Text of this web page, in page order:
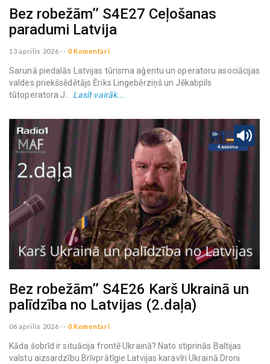
Bez robežām’’ S4E27 Ceļošanas
paradumi Latvija
13 aprilis 2026 -- 0 Komentāri
Sarunā piedalās Latvijas tūrisma aģentu un operatoru asociācijas
valdes priekšsēdētājs Ēriks Lingebērziņš un Jēkabpils
tūtoperatora J... Lasīt vairāk...
Bez robežām’’ S4E26 Karš Ukrainā un
palīdzība no Latvijas (2.daļa)
06 aprilis 2026 -- 0 Komentāri
Kāda šobrīd ir situācija frontē Ukrainā? Nato stiprinās Baltijas
valstu aizsardzību.Brīvprātīgie Latvijas karavīri Ukrainā.Droni